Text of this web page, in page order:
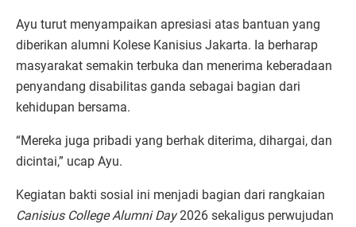
Ayu turut menyampaikan apresiasi atas bantuan yang
diberikan alumni Kolese Kanisius Jakarta. Ia berharap
masyarakat semakin terbuka dan menerima keberadaan
penyandang disabilitas ganda sebagai bagian dari
kehidupan bersama.
“Mereka juga pribadi yang berhak diterima, dihargai, dan
dicintai,” ucap Ayu.
Kegiatan bakti sosial ini menjadi bagian dari rangkaian
Canisius College Alumni Day2026 sekaligus perwujudan